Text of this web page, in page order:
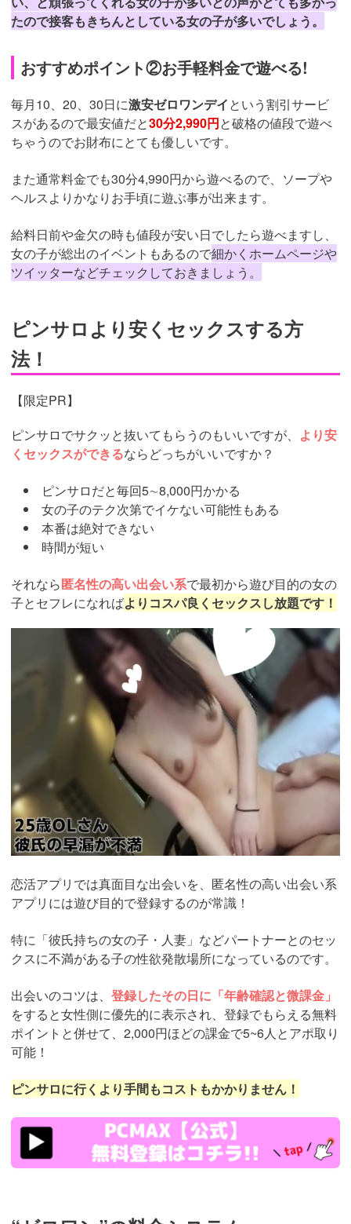
たので接客もきちんとしている女の子が多いでしょう。
おすすめポイント②お手軽料金で遊べる!
毎月10、20、30日に激安ゼロワンデイという割引サービ
スがあるので最安値だと30分2,990円と破格の値段で遊べ
ちゃうのでお財布にとても優しいです。
また通常料金でも30分4,990円から遊べるので、ソープや
ヘルスよりかなりお手頃に遊ぶ事が出来ます。
給料日前や金欠の時も値段が安い日でしたら遊べますし、
女の子が総出のイベントもあるので細かくホームページや
ツイッターなどチェックしておきましょう。
ピンサロより安くセックスする方
法！
【限定PR】
ピンサロでサクッと抜いてもらうのもいいですが、 より安
くセックスができるならどっちがいいですか？
ピンサロだと毎回5∼8,000円かかる
女の子のテク次第でイケない可能性もある
本番は絶対できない
時間が短い
それなら匿名性の高い出会い系で最初から遊び目的の女の
子とセフレになればよりコスパ良くセックスし放題です！
https://pcmax.jp/lp/?
ad_id=rm307152
恋活アプリでは真面目な出会いを、匿名性の高い出会い系
アプリには遊び目的で登録するのが常識！
特に「彼氏持ちの女の子・人妻」などパートナーとのセッ
クスに不満がある子の性欲発散場所になっているのです。
出会いのコツは、 登録したその日に「年齢確認と微課金」
をすると女性側に優先的に表示され、登録でもらえる無料
ポイントと併せて、2,000円ほどの課金で5~6人とアポ取り
可能！
ピンサロに行くより手間もコストもかかりません！
https://pcmax.jp/lp/?
ad_id=rm307152